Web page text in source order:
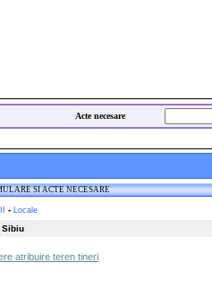
Acte necesare
stanga.php
SI ACTE NECESARE
- Locale
Sibiu
atribuire teren tineri